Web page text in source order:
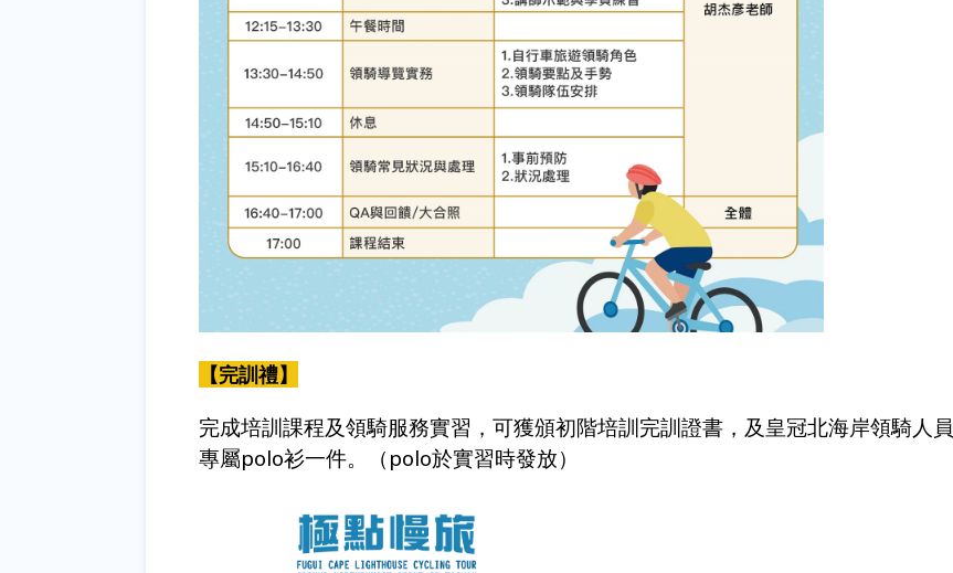
【完訓禮】
完成培訓課程及領騎服務實習，可獲頒初階培訓完訓證書，及皇冠北海岸領騎人員
專屬polo衫一件。（ polo於實習時發放）